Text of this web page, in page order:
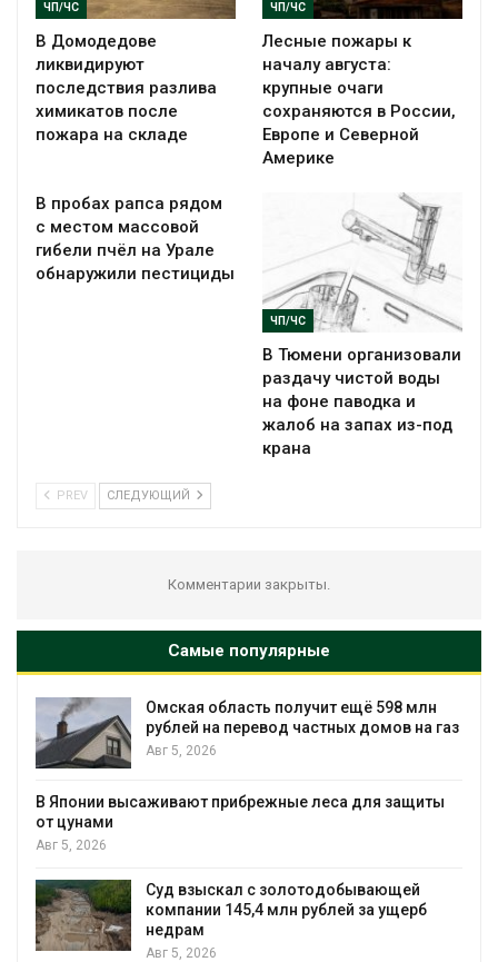
ЧП/ЧС
В Домодедове
ликвидируют
последствия разлива
химикатов после
пожара на складе
ЧП/ЧС
Лесные пожары к
началу августа:
крупные очаги
сохраняются в России,
Европе и Северной
Америке
В пробах рапса рядом
с местом массовой
гибели пчёл на Урале
обнаружили пестициды
ЧП/ЧС
В Тюмени организовали
раздачу чистой воды
на фоне паводка и
жалоб на запах из-под
крана
PREV СЛЕДУЮЩИЙ
Комментарии закрыты.
Самые популярные
Омская область получит ещё 598 млн
рублей на перевод частных домов на газ
Авг 5, 2026
В Японии высаживают прибрежные леса для защиты
от цунами
Авг 5, 2026
Суд взыскал с золотодобывающей
компании 145,4 млн рублей за ущерб
недрам
Авг 5, 2026